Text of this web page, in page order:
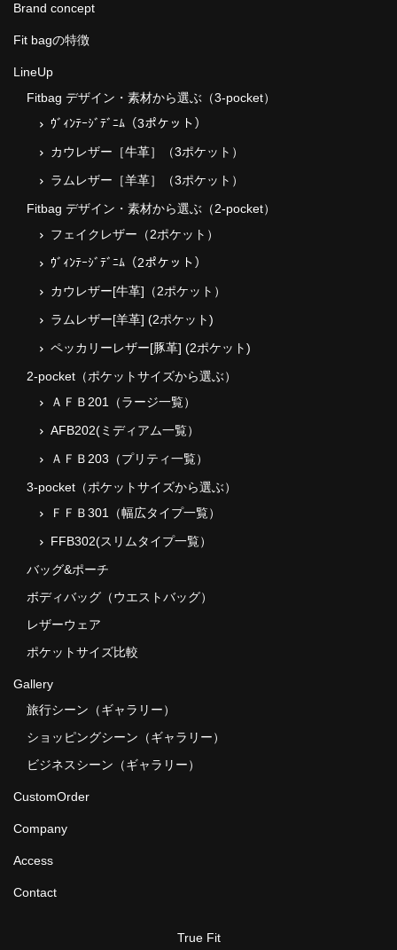
Brand concept
Fit bagの特徴
LineUp
Fitbag デザイン・素材から選ぶ（3-pocket）
ｳﾞｨﾝﾃｰｼﾞﾃﾞﾆﾑ（3ポケット）
カウレザー［牛革］（3ポケット）
ラムレザー［羊革］（3ポケット）
Fitbag デザイン・素材から選ぶ（2-pocket）
フェイクレザー（2ポケット）
ｳﾞｨﾝﾃｰｼﾞﾃﾞﾆﾑ（2ポケット）
カウレザー[牛革]（2ポケット）
ラムレザー[羊革] (2ポケット)
ペッカリーレザー[豚革] (2ポケット)
2-pocket（ポケットサイズから選ぶ）
ＡＦＢ201（ラージ一覧）
AFB202(ミディアム一覧）
ＡＦＢ203（プリティ一覧）
3-pocket（ポケットサイズから選ぶ）
ＦＦＢ301（幅広タイプ一覧）
FFB302(スリムタイプ一覧）
バッグ&ポーチ
ボディバッグ（ウエストバッグ）
レザーウェア
ポケットサイズ比較
Gallery
旅行シーン（ギャラリー）
ショッピングシーン（ギャラリー）
ビジネスシーン（ギャラリー）
CustomOrder
Company
Access
Contact
True Fit